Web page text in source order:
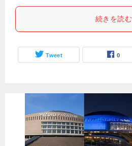
続きを読む
Tweet 0